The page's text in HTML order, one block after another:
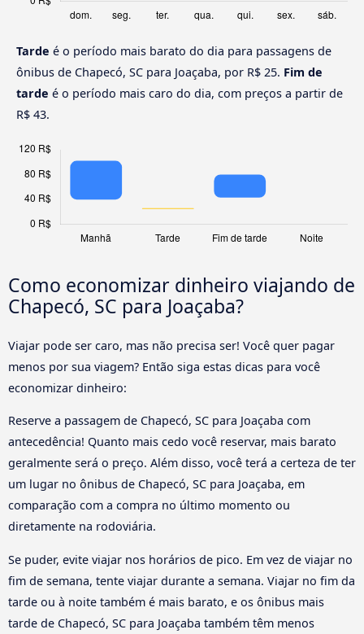
Tarde é o período mais barato do dia para passagens de
ônibus de Chapecó, SC para Joaçaba, por R$ 25. Fim de
tarde é o período mais caro do dia, com preços a partir de
R$ 43.
Como economizar dinheiro viajando de
Chapecó, SC para Joaçaba?
Viajar pode ser caro, mas não precisa ser! Você quer pagar
menos por sua viagem? Então siga estas dicas para você
economizar dinheiro:
Reserve a passagem de Chapecó, SC para Joaçaba com
antecedência! Quanto mais cedo você reservar, mais barato
geralmente será o preço. Além disso, você terá a certeza de ter
um lugar no ônibus de Chapecó, SC para Joaçaba, em
comparação com a compra no último momento ou
diretamente na rodoviária.
Se puder, evite viajar nos horários de pico. Em vez de viajar no
fim de semana, tente viajar durante a semana. Viajar no fim da
tarde ou à noite também é mais barato, e os ônibus mais
tarde de Chapecó, SC para Joaçaba também têm menos